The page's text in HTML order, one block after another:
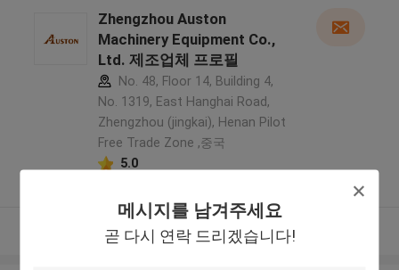
메시지를 남겨주세요
곧 다시 연락 드리겠습니다!
Zhengzhou Auston
Machinery Equipment Co.,
Ltd. 제조업체 프로필
No. 48, Floor 14, Building 4,
No. 1319, East Hanghai Road,
Zhengzhou (jingkai), Henan Pilot
Free Trade Zone ,중국
5.0
더 많은 것을 전망하십시오